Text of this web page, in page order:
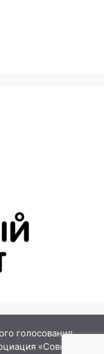
голосования
«Совет